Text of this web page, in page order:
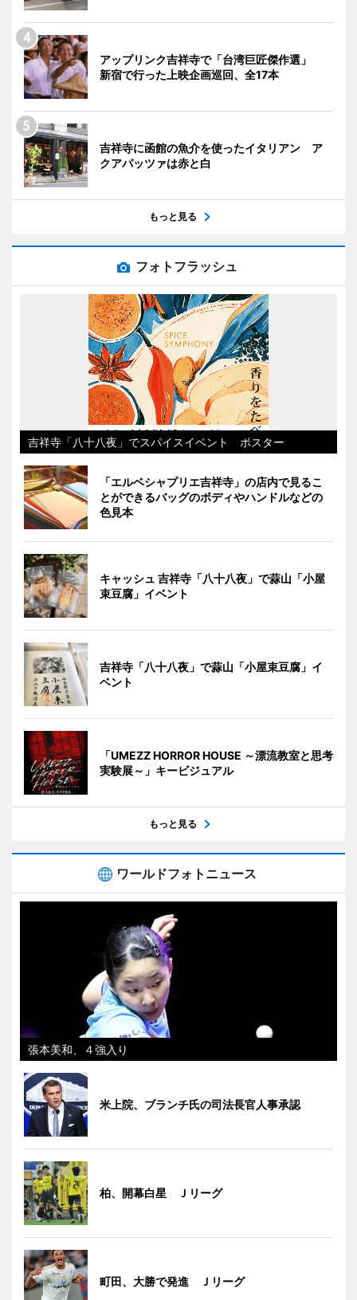
アップリンク吉祥寺で「台湾巨匠傑作選」
新宿で行った上映企画巡回、全17本
吉祥寺に函館の魚介を使ったイタリアン ア
クアパッツァは赤と白
もっと見る
フォトフラッシュ
吉祥寺「八十八夜」でスパイスイベント ポスター
「エルベシャプリエ吉祥寺」の店内で見るこ
とができるバッグのボディやハンドルなどの
色見本
キャッシュ 吉祥寺「八十八夜」で蒜山「小屋
束豆腐」イベント
吉祥寺「八十八夜」で蒜山「小屋束豆腐」イ
ベント
「UMEZZ HORROR HOUSE ～漂流教室と思考
実験展～」キービジュアル
もっと見る
ワールドフォトニュース
張本美和、４強入り
米上院、ブランチ氏の司法長官人事承認
柏、開幕白星 Ｊリーグ
町田、大勝で発進 Ｊリーグ